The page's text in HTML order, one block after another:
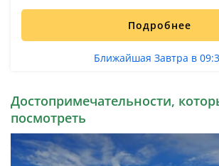
Подробнее
Ближайшая Завтра в
Достопримечательности,
посмотреть